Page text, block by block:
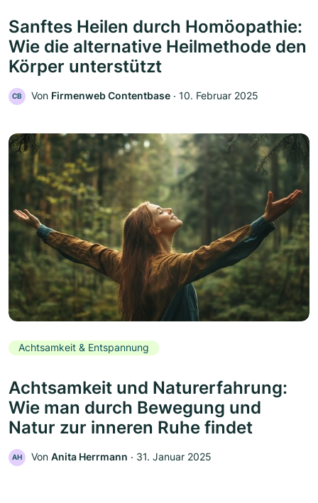
Sanftes Heilen durch Homöopathie:
Wie die alternative Heilmethode den
Körper unterstützt
CB Von Firmenweb Contentbase ‧ 10. Februar 2025
Achtsamkeit & Entspannung
Achtsamkeit und Naturerfahrung:
Wie man durch Bewegung und
Natur zur inneren Ruhe findet
AH Von Anita Herrmann ‧ 31. Januar 2025